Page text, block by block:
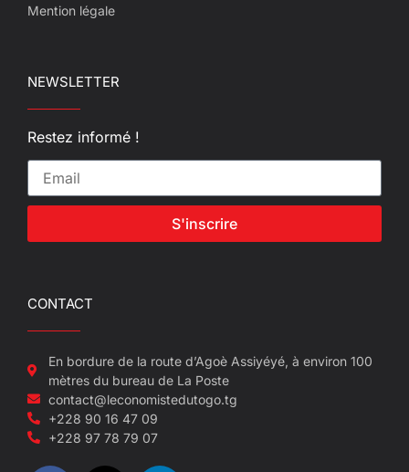
Mention légale
NEWSLETTER
Restez informé !
S'inscrire
CONTACT
En bordure de la route d’Agoè Assiyéyé, à environ 100
mètres du bureau de La Poste
contact@leconomistedutogo.tg
+228 90 16 47 09
+228 97 78 79 07